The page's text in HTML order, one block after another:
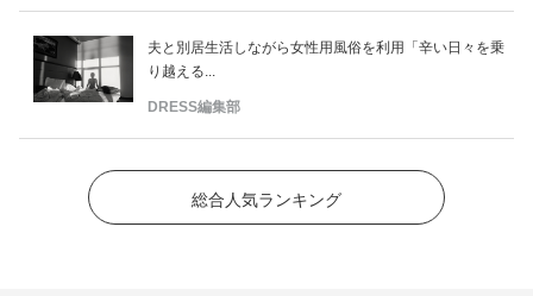
夫と別居生活しながら女性用風俗を利用「辛い日々を乗
り越える...
DRESS編集部
総合人気ランキング